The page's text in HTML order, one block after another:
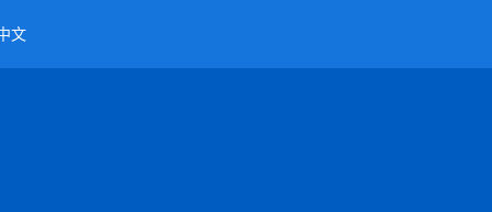
文